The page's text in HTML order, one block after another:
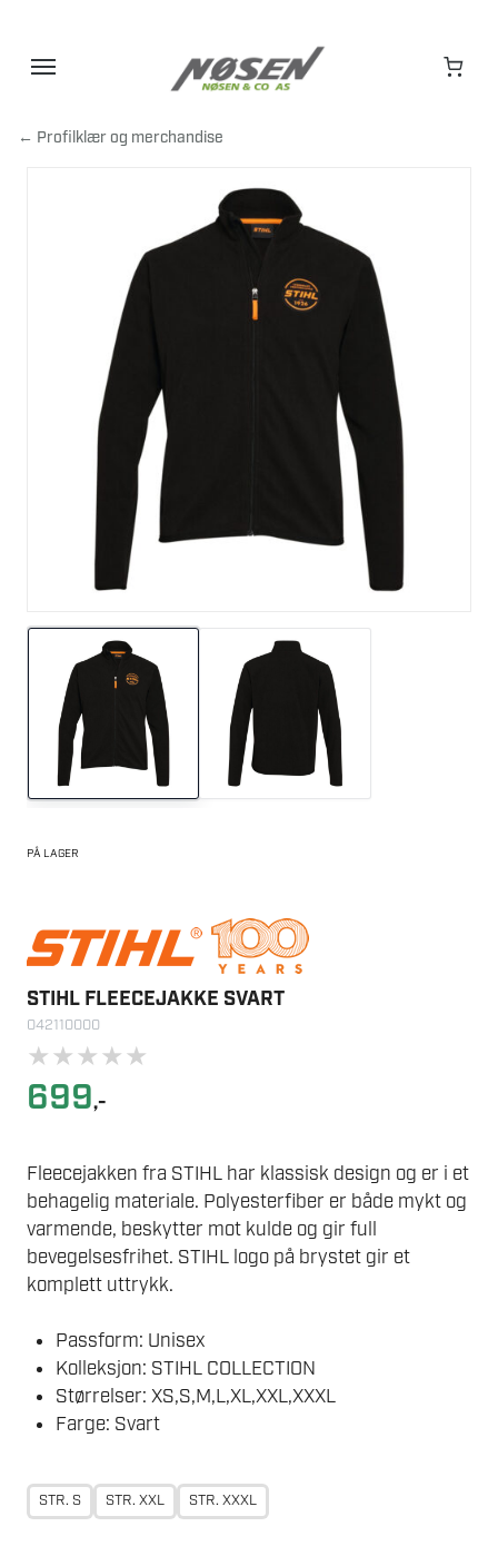
← Profilklær og merchandise
PÅ LAGER
STIHL FLEECEJAKKE SVART
042110000
★★★★★
699,-
Fleecejakken fra STIHL har klassisk design og er i et
behagelig materiale. Polyesterfiber er både mykt og
varmende, beskytter mot kulde og gir full
bevegelsesfrihet. STIHL logo på brystet gir et
komplett uttrykk.
Passform: Unisex
Kolleksjon: STIHL COLLECTION
Størrelser: XS,S,M,L,XL,XXL,XXXL
Farge: Svart
STR. S STR. XXL STR. XXXL